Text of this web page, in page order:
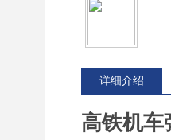
详细介绍
高铁机车